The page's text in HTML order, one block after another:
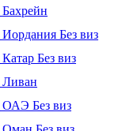
Бахрейн
Иордания Без виз
Катар Без виз
Ливан
ОАЭ Без виз